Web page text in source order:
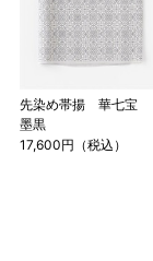
先染め帯揚 華七宝
墨黒
17,600円（税込）